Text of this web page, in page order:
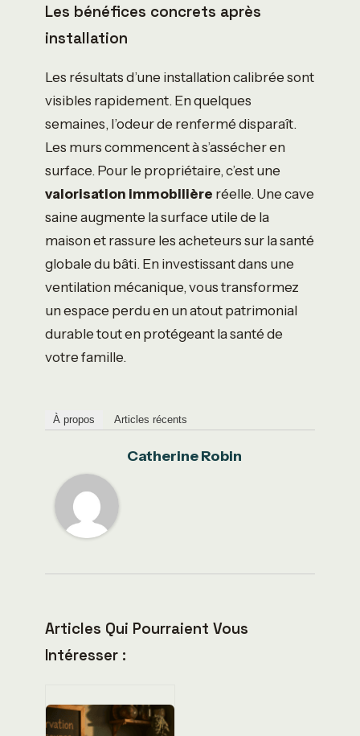
Les bénéfices concrets après
installation
Les résultats d’une installation calibrée sont
visibles rapidement. En quelques
semaines, l’odeur de renfermé disparaît.
Les murs commencent à s’assécher en
surface. Pour le propriétaire, c’est une
valorisation immobilière réelle. Une cave
saine augmente la surface utile de la
maison et rassure les acheteurs sur la santé
globale du bâti. En investissant dans une
ventilation mécanique, vous transformez
un espace perdu en un atout patrimonial
durable tout en protégeant la santé de
votre famille.
À propos Articles récents
Catherine Robin
Articles Qui Pourraient Vous
Intéresser :